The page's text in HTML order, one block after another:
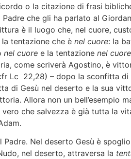
o la citazione di frasi
che gli ha parlato al
è il luogo che, nel cuore,
tentazione che è nel cuore: la
nel cuore e la tentazione nel cuore
come scriverà Agostino, è
Lc 22,28) – dopo la sconfitta
di Gesù nel deserto e la sua
Allora non un bell’esempio
che salvezza è già tutta la
Nel deserto Gesù è
nel deserto, attraversa la